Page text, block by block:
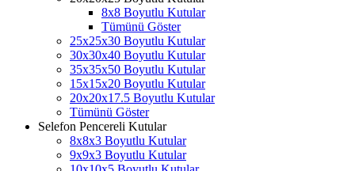
8x8 Boyutlu Kutular
Tümünü Göster
25x25x30 Boyutlu Kutular
30x30x40 Boyutlu Kutular
35x35x50 Boyutlu Kutular
15x15x20 Boyutlu Kutular
20x20x17.5 Boyutlu Kutular
Tümünü Göster
Selefon Pencereli Kutular
8x8x3 Boyutlu Kutular
9x9x3 Boyutlu Kutular